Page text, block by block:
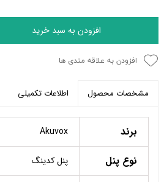
افزودن به سبد خرید
افزودن به علاقه مندی ها
مشخصات محصول اطلاعات تکمیلی
برند Akuvox
نوع پنل پنل کدینگ